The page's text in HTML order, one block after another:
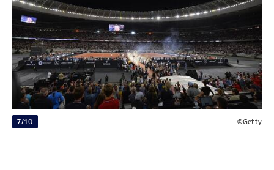
7/10 ©Getty